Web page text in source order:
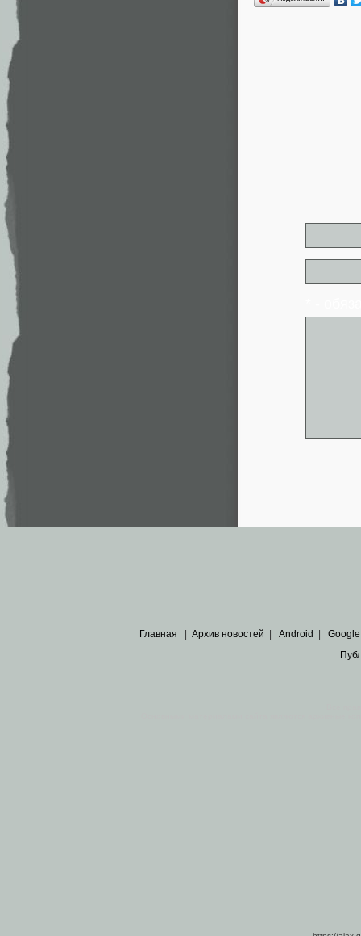
Главная | Архив новостей | Android | Google